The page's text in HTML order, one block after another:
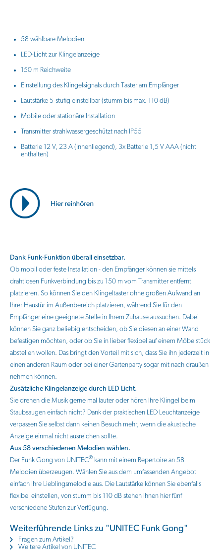
58 wählbare Melodien
LED-Licht zur Klingelanzeige
150 m Reichweite
Einstellung des Klingelsignals durch Taster am Empfänger
Lautstärke 5-stufig einstellbar (stumm bis max. 110 dB)
Mobile oder stationäre Installation
Transmitter strahlwassergeschützt nach IP55
Batterie 12 V, 23 A (innenliegend), 3x Batterie 1,5 V AAA (nicht
enthalten)
Dank Funk-Funktion überall einsetzbar.
Ob mobil oder feste Installation - den Empfänger können sie mittels
drahtlosen Funkverbindung bis zu 150 m vom Transmitter entfernt
platzieren. So können Sie den Klingeltaster ohne großen Aufwand an
Ihrer Haustür im Außenbereich platzieren, während Sie für den
Empfänger eine geeignete Stelle in Ihrem Zuhause aussuchen. Dabei
können Sie ganz beliebig entscheiden, ob Sie diesen an einer Wand
befestigen möchten, oder ob Sie in lieber flexibel auf einem Möbelstück
abstellen wollen. Das bringt den Vorteil mit sich, dass Sie ihn jederzeit in
einen anderen Raum oder bei einer Gartenparty sogar mit nach draußen
nehmen können.
Zusätzliche Klingelanzeige durch LED Licht.
Sie drehen die Musik gerne mal lauter oder hören Ihre Klingel beim
Staubsaugen einfach nicht? Dank der praktischen LED Leuchtanzeige
verpassen Sie selbst dann keinen Besuch mehr, wenn die akustische
Anzeige einmal nicht ausreichen sollte.
Aus 58 verschiedenen Melodien wählen.
Der Funk Gong von UNITEC® kann mit einem Repertoire an 58
Melodien überzeugen. Wählen Sie aus dem umfassenden Angebot
einfach Ihre Lieblingsmelodie aus. Die Lautstärke können Sie ebenfalls
flexibel einstellen, von stumm bis 110 dB stehen Ihnen hier fünf
verschiedene Stufen zur Verfügung.
Weiterführende Links zu "UNITEC Funk Gong"
Fragen zum Artikel?
Weitere Artikel von UNITEC